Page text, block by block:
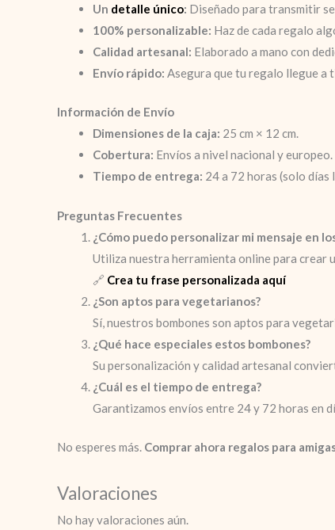
Un detalle único: Diseñado para transmitir
100% personalizable: Haz de cada regalo
Calidad artesanal: Elaborado a mano con
Envío rápido: Asegura que tu regalo llegue a
Información de Envío
Dimensiones de la caja: 25 cm × 12 cm.
Cobertura: Envíos a nivel nacional y europeo.
Tiempo de entrega: 24 a 72 horas (solo días
Preguntas Frecuentes
¿Cómo puedo personalizar mi mensaje en
Utiliza nuestra herramienta online para crear
🔗 Crea tu frase personalizada aquí
¿Son aptos para vegetarianos?
Sí, nuestros bombones son aptos para
¿Qué hace especiales estos bombones?
Su personalización y calidad artesanal
¿Cuál es el tiempo de entrega?
Garantizamos envíos entre 24 y 72 horas en
No esperes más. Comprar ahora regalos para
Valoraciones
No hay valoraciones aún.